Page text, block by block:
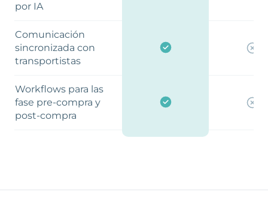
por IA
Comunicación
sincronizada con
transportistas
Workflows para las
fase pre-compra y
post-compra